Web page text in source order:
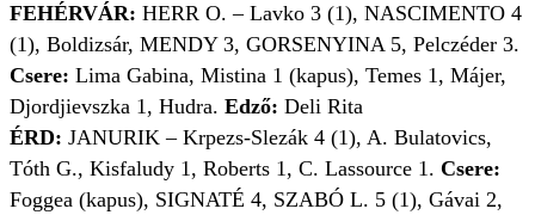
FEHÉRVÁR: HERR O. – Lavko 3 (1), NASCIMENTO 4
(1), Boldizsár, MENDY 3, GORSENYINA 5, Pelczéder 3.
Csere: Lima Gabina, Mistina 1 (kapus), Temes 1, Májer,
Djordjievszka 1, Hudra. Edző: Deli Rita
ÉRD: JANURIK – Krpezs-Slezák 4 (1), A. Bulatovics,
Tóth G., Kisfaludy 1, Roberts 1, C. Lassource 1. Csere:
Foggea (kapus), SIGNATÉ 4, SZABÓ L. 5 (1), Gávai 2,